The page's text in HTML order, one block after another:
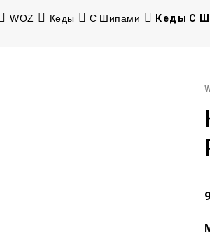
WOZ Кеды С Шипами Кеды С